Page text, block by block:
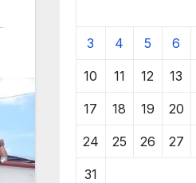
3 4 5 6
10 11 12 13
17 18 19 20
24 25 26 27
31